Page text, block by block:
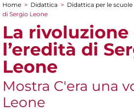
Tu sei qui
Home > Didattica > Didattica per le scuole
di Sergio Leone
La rivoluzione
l’eredità di
Leone
Mostra C'era una
Leone